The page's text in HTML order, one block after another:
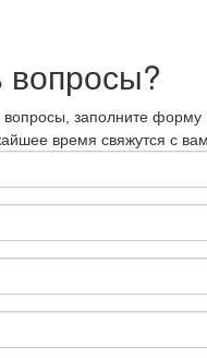
вопросы?
вопросы, заполните
время свяжутся с